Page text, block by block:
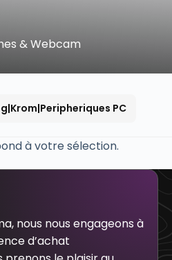
& Webcam
PC
à votre sélection.
nous nous engageons à
d’achat